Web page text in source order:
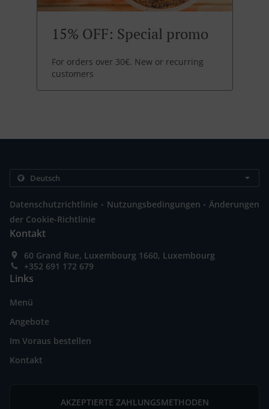
15% OFF: Special promo
For orders over 30€. New or recurring
customers
Datenschutzrichtlinie . Nutzungsbedingungen . Änderungen
der Cookie-Richtlinie
Kontakt
60 Grand Rue, Luxembourg 1660, Luxembourg
+352 691 172 679
Links
Menü
Angebote
Im Voraus bestellen
Kontakt
AKZEPTIERTE ZAHLUNGSMETHODEN